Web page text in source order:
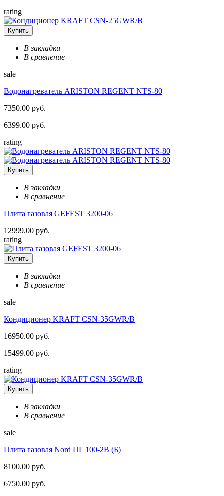
rating
Купить
В закладки
В сравнение
sale
Водонагреватель ARISTON REGENT NTS-80
7350.00 руб.
6399.00 руб.
rating
Купить
В закладки
В сравнение
Плита газовая GEFEST 3200-06
12999.00 руб.
rating
Купить
В закладки
В сравнение
sale
Кондиционер KRAFT CSN-35GWR/B
16950.00 руб.
15499.00 руб.
rating
Купить
В закладки
В сравнение
sale
Плита газовая Nord ПГ 100-2В (Б)
8100.00 руб.
6750.00 руб.